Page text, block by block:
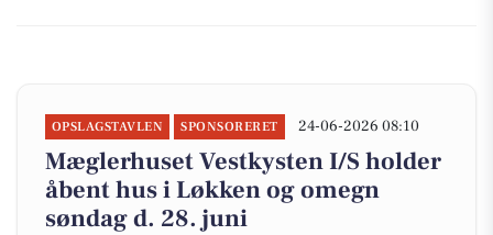
OPSLAGSTAVLEN SPONSORERET 24-06-2026 08:10
Mæglerhuset Vestkysten I/S holder
åbent hus i Løkken og omegn
søndag d. 28. juni